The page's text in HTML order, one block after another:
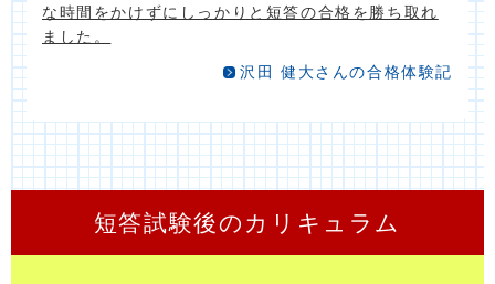
な時間をかけずにしっかりと短答の合格を勝ち取れ
ました。
沢田 健大さんの合格体験記
短答試験後のカリキュラム